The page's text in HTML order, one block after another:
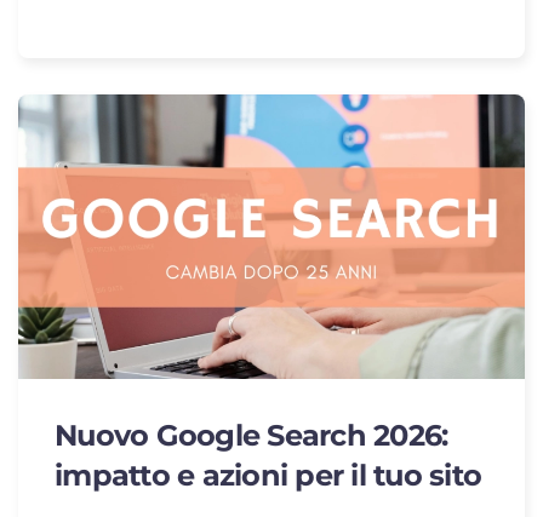
Nuovo Google Search 2026:
impatto e azioni per il tuo sito